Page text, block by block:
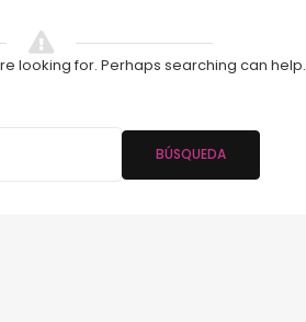
looking for. Perhaps searching can help.
BÚSQUEDA